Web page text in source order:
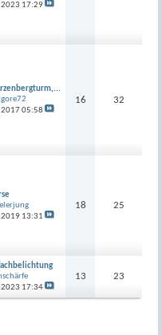
17:29
05:58
16 32
13:31
18 25
17:34
13 23